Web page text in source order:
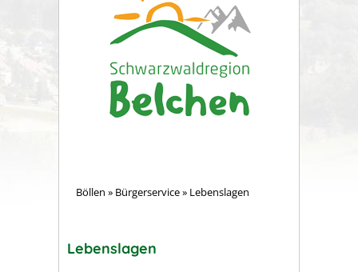
Böllen » Bürgerservice» Lebenslagen
Lebenslagen